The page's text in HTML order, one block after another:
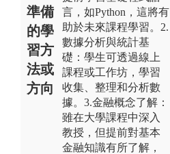
準備
的學
習方
法或
方向
言，如Python，這將有
助於未來課程學習。2.
數據分析與統計基
礎：學生可透過線上
課程或工作坊，學習
收集、整理和分析數
據。3.金融概念了解：
雖在大學課程中深入
教授，但提前對基本
金融知識有所了解，